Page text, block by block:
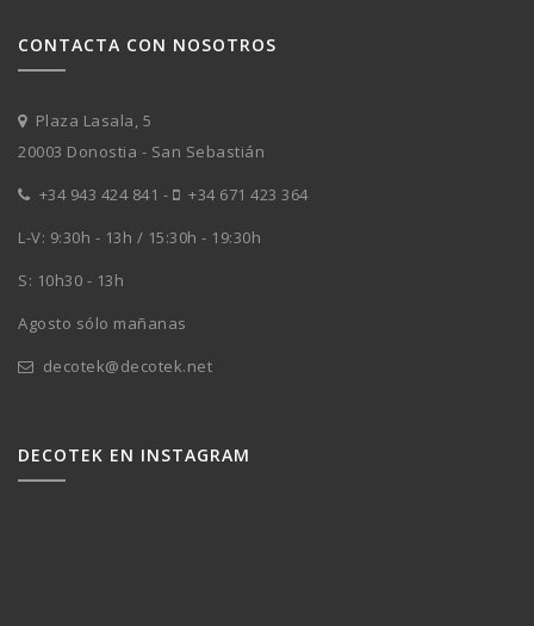
CONTACTA CON NOSOTROS
Plaza Lasala, 5
20003 Donostia - San Sebastián
+34 943 424 841 -
+34 671 423 364
L-V: 9:30h - 13h / 15:30h - 19:30h
S: 10h30 - 13h
Agosto sólo mañanas
decotek@decotek.net
DECOTEK EN INSTAGRAM